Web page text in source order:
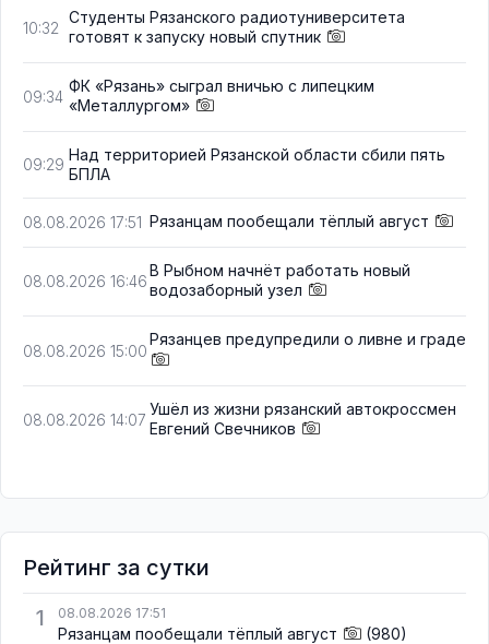
10:32
Студенты Рязанского радиотуниверситета
готовят к запуску новый спутник
09:34
ФК «Рязань» сыграл вничью с липецким
«Металлургом»
09:29
Над территорией Рязанской области сбили пять
БПЛА
08.08.2026 17:51 Рязанцам пообещали тёплый август
08.08.2026 16:46
В Рыбном начнёт работать новый
водозаборный узел
08.08.2026 15:00
Рязанцев предупредили о ливне и граде
08.08.2026 14:07
Ушёл из жизни рязанский автокроссмен
Евгений Свечников
Рейтинг за сутки
1
08.08.2026 17:51
Рязанцам пообещали тёплый август (980)